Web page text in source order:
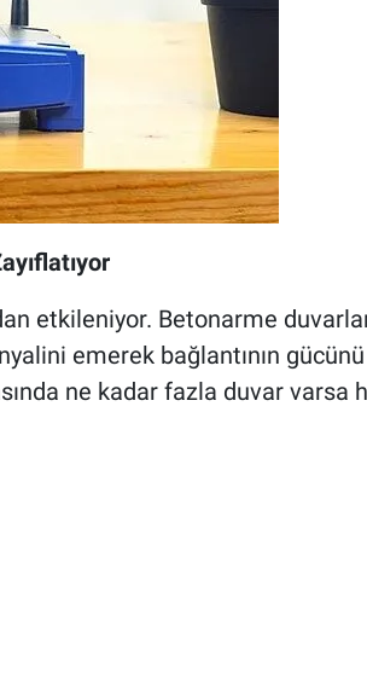
etkileniyor. Betonarme
emerek bağlantının gücünü
ne kadar fazla duvar varsa